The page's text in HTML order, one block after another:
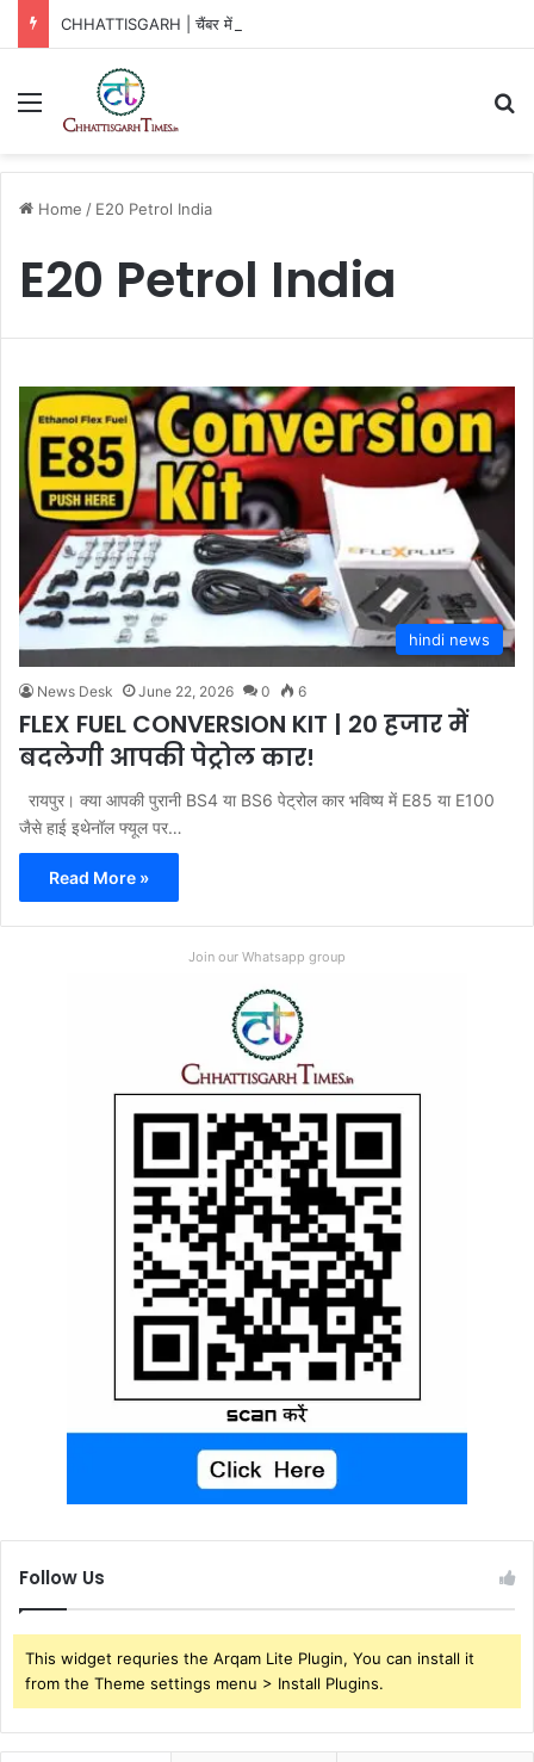
Menu
Home / E20 Petrol India
E20 Petrol India
hindi news
News Desk June 22, 2026 0 6
FLEX FUEL CONVERSION KIT | 20 हजार में
बदलेगी आपकी पेट्रोल कार!
रायपुर। क्या आपकी पुरानी BS4 या BS6 पेट्रोल कार भविष्य में E85 या E100
जैसे हाई इथेनॉल फ्यूल पर…
Read More »
Join our Whatsapp group
Follow Us
This widget requries the Arqam Lite Plugin, You can install it
from the Theme settings menu > Install Plugins.